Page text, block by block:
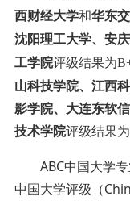
西财经大学和华东
沈阳理工大学、安
工学院评级结果为
山科技学院、江西
影学院、大连东软
技术学院评级结果为
ABC中国大学
中国大学评级（